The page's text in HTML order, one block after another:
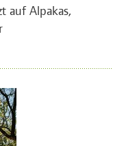
auf Alpakas,